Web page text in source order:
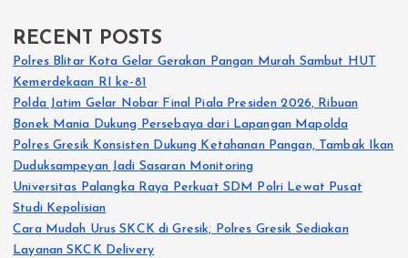
RECENT POSTS
Polres Blitar Kota Gelar Gerakan Pangan Murah Sambut HUT
Kemerdekaan RI ke-81
Polda Jatim Gelar Nobar Final Piala Presiden 2026, Ribuan
Bonek Mania Dukung Persebaya dari Lapangan Mapolda
Polres Gresik Konsisten Dukung Ketahanan Pangan, Tambak Ikan
Duduksampeyan Jadi Sasaran Monitoring
Universitas Palangka Raya Perkuat SDM Polri Lewat Pusat
Studi Kepolisian
Cara Mudah Urus SKCK di Gresik, Polres Gresik Sediakan
Layanan SKCK Delivery